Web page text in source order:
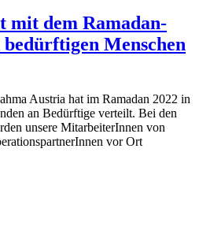
mit dem Ramadan-
Menschen
Austria hat im Ramadan 2022 in
an Bedürftige verteilt. Bei den
unsere MitarbeiterInnen von
vor Ort